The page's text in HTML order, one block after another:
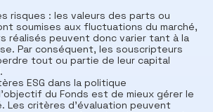
risques : les valeurs des parts ou
soumises aux fluctuations du marché,
réalisés peuvent donc varier tant à la
Par conséquent, les souscripteurs
tout ou partie de leur capital
ESG dans la politique
du Fonds est de mieux gérer le
Les critères d'évaluation peuvent